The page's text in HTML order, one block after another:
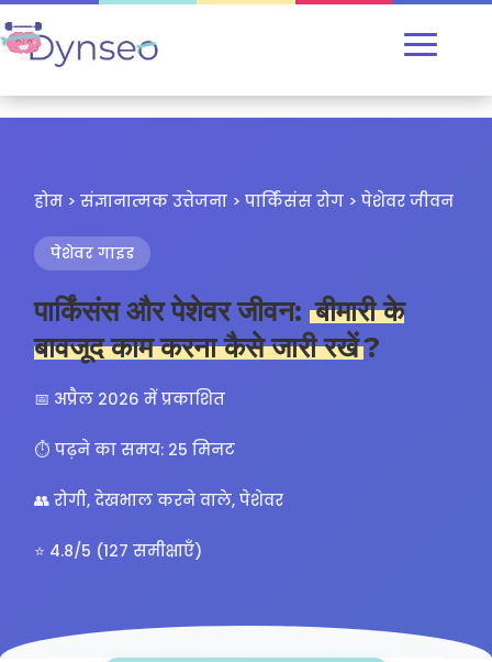
होम > संज्ञानात्मक उत्तेजना > पार्किंसंस रोग > पेशेवर जीवन
पेशेवर गाइड
पार्किंसंस और पेशेवर जीवन: बीमारी के
बावजूद काम करना कैसे जारी रखें?
📅 अप्रैल 2026 में प्रकाशित
⏱️ पढ़ने का समय: 25 मिनट
👥 रोगी, देखभाल करने वाले, पेशेवर
⭐ 4.8/5 (127 समीक्षाएँ)